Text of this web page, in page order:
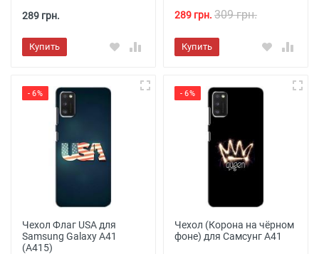
289 грн.
Купить
289 грн. 309 грн.
Купить
- 6%
Чехол Флаг USA для
Samsung Galaxy A41
(A415)
- 6%
Чехол (Корона на чёрном
фоне) для Самсунг А41